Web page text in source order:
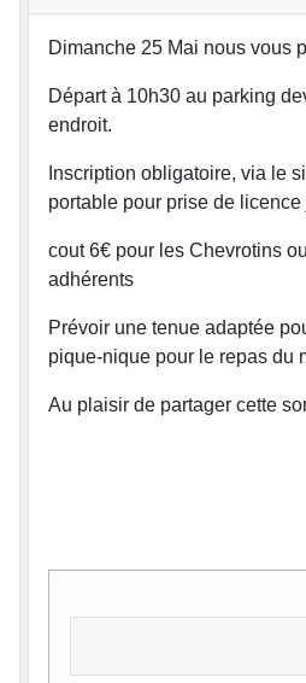
Dimanche 25 Mai nous vous
Départ à 10h30 au parking
endroit.
Inscription obligatoire, via le
portable pour prise de
cout 6€ pour les Chevrotins
adhérents
Prévoir une tenue adaptée
pique-nique pour le repas du
Au plaisir de partager cette